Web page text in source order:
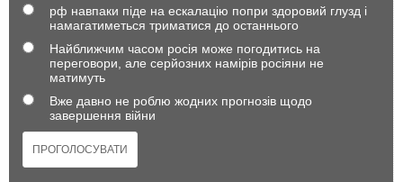
рф навпаки піде на ескалацію попри здоровий глузд і
намагатиметься триматися до останнього
Найближчим часом росія може погодитись на
переговори, але серйозних намірів росіяни не
матимуть
Вже давно не роблю жодних прогнозів щодо
завершення війни